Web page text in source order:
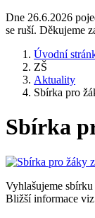
Dne 26.6.2026
se ruší. Děkujeme
Úvodní
ZŠ
Aktuality
Sbírka pro
Sbírka
Vyhlašujeme
Bližší informace